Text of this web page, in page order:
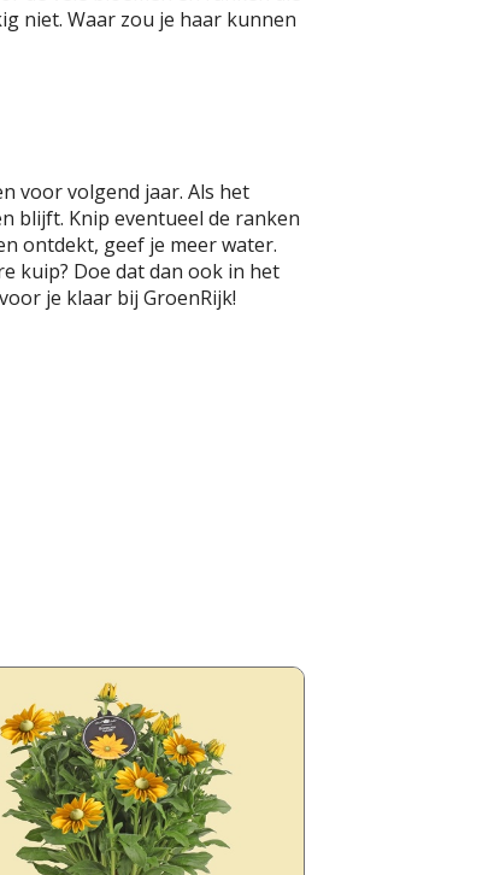
niet. Waar zou je haar kunnen
voor volgend jaar. Als het
blijft. Knip eventueel de ranken
ontdekt, geef je meer water.
kuip? Doe dat dan ook in het
je klaar bij GroenRijk!